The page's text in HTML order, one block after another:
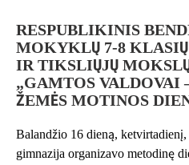
RESPUBLIKINIS
MOKYKLŲ 7-8
IR TIKSLIŲJŲ
„GAMTOS VALDOVAI
ŽEMĖS MOTINOS
Balandžio 16 dieną,
gimnazija organizavo metodinę